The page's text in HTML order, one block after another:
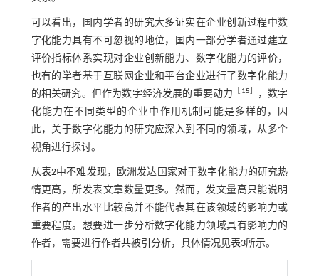
可以看出，国内学者的研究大多证实在企业创新过程中数
字化能力具有不可忽视的地位，国内一部分学者通过建立
评价指标体系实现对企业创新能力、数字化能力的评价，
也有的学者基于互联网企业和平台企业进行了数字化能力
的相关研究。但作为数字经济发展的重要动力
15
，数字
化能力在不同类型的企业中作用机制可能是多样的，因
此，关于数字化能力的研究应深入到不同的领域，从多个
视角进行探讨。
从表2中不难发现，欧洲发达国家对于数字化能力的研究热
情更高，所发表文章数量更多。然而，发文量高只能说明
作者的产出水平比较高并不能代表其在该领域的影响力或
重要程度。想要进一步分析数字化能力领域具有影响力的
作者，需要进行作者共被引分析，具体情况见表3所示。